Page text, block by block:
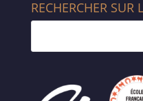
RECHERCHER SUR